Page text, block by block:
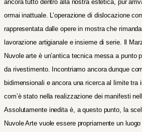
ancora tutto dentro alla nostra estetica, pur
ormai inattuale. L’operazione di dislocazione
rappresentata dalle opere in mostra che
lavorazione artigianale e insieme di serie. Il
Nuvole arte è un’antica tecnica messa a punto
da rivestimento. Incontriamo ancora dunque
bidimensionali e ancora una ricerca al limite tra
com’è stato nella realizzazione dei manifesti
Assolutamente inedita è, a questo punto, la
Nuvole Arte vuole essere propriamente un